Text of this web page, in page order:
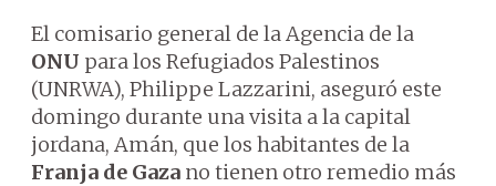
El comisario general de la Agencia de la
ONU para los Refugiados Palestinos
(UNRWA), Philippe Lazzarini, aseguró este
domingo durante una visita a la capital
jordana, Amán, que los habitantes de la
Franja de Gaza no tienen otro remedio más